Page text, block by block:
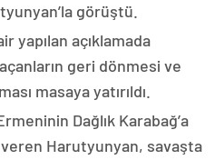
görüştü.
yapılan açıklamada
geri dönmesi ve
masaya yatırıldı.
Dağlık Karabağ’a
Harutyunyan, savaşta